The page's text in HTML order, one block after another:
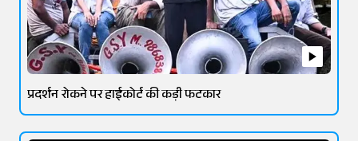
प्रदर्शन रोकने पर हाईकोर्ट की कड़ी फटकार